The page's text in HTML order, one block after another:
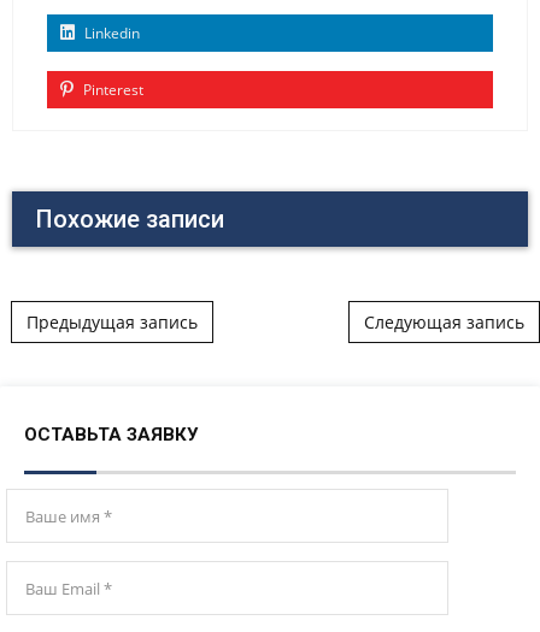
Linkedin
Pinterest
Похожие записи
Post navigation
Предыдущая запись Следующая запись
ОСТАВЬТА ЗАЯВКУ